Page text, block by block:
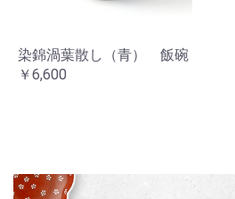
染錦渦葉散し（青） 飯碗
￥6,600